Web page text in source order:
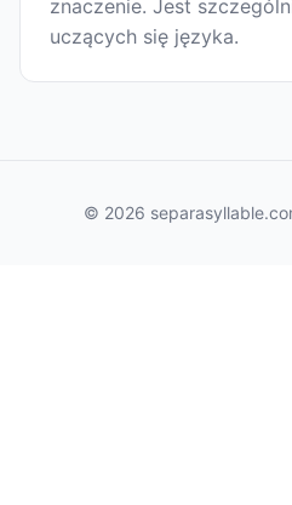
znaczenie. Jest
uczących się języka.
© 2026